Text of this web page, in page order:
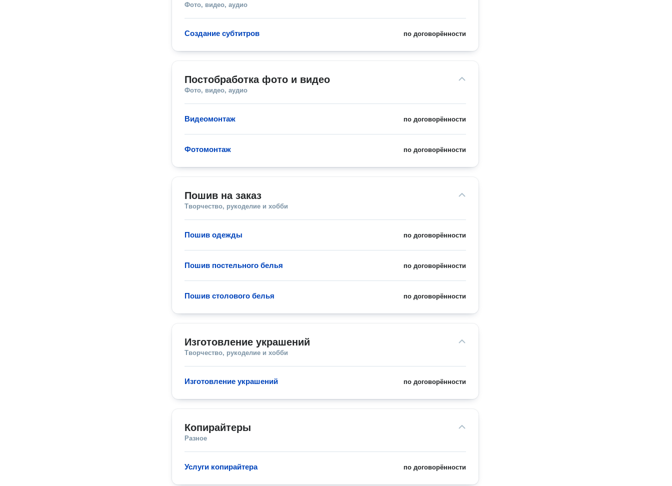
Фото, видео, аудио
по договорённости
Создание субтитров
Постобработка фото и видео
Фото, видео, аудио
по договорённости
Видеомонтаж
по договорённости
Фотомонтаж
Пошив на заказ
Творчество, рукоделие и хобби
по договорённости
Пошив одежды
по договорённости
Пошив постельного белья
по договорённости
Пошив столового белья
Изготовление украшений
Творчество, рукоделие и хобби
по договорённости
Изготовление украшений
Копирайтеры
Разное
по договорённости
Услуги копирайтера